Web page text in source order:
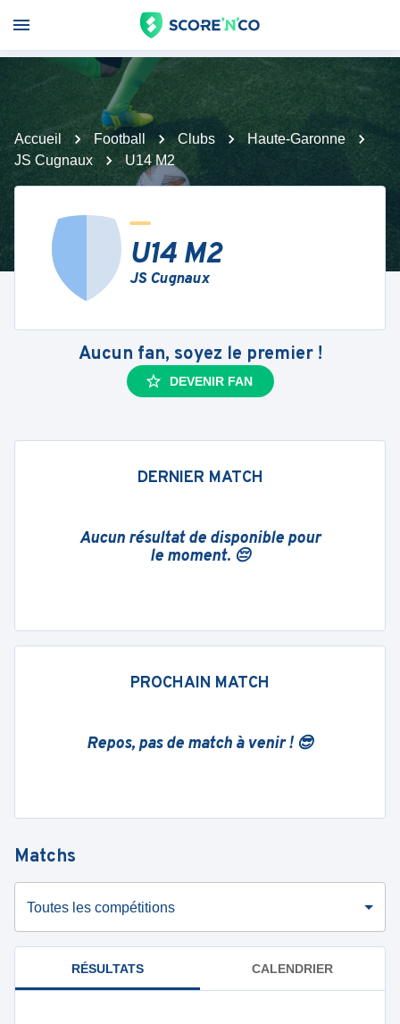
Accueil Football Clubs
Haute-Garonne
JS Cugnaux
U14 M2
U14 M2
JS Cugnaux
Aucun fan, soyez le premier !
DEVENIR FAN
DERNIER MATCH
Aucun résultat de disponible pour
le moment. 😔
PROCHAIN MATCH
Repos, pas de match à venir ! 😎
Matchs
Toutes les compétitions
RÉSULTATS CALENDRIER